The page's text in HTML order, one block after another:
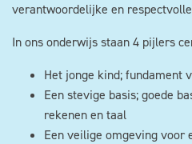
verantwoordelijke en
In ons onderwijs staan 4 pijlers
Het jonge kind; fundament
Een stevige basis; goede
rekenen en taal
Een veilige omgeving voor